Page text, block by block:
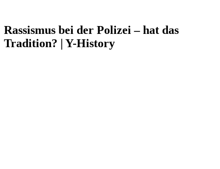
Rassismus bei der Polizei – hat das
Tradition? | Y-History